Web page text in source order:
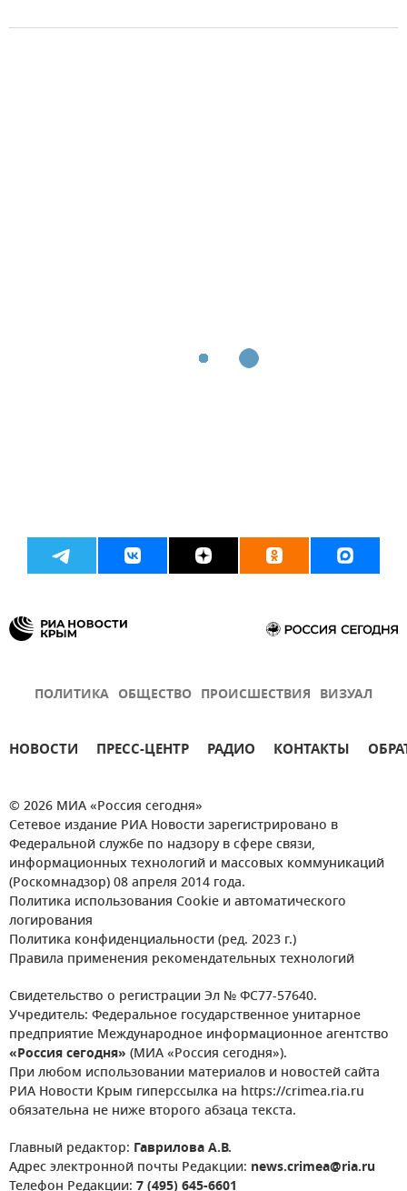
ПОЛИТИКА ОБЩЕСТВО ПРОИСШЕСТВИЯ ВИЗУАЛ
НОВОСТИ ПРЕСС-ЦЕНТР РАДИО КОНТАКТЫ
© 2026 МИА «Россия сегодня»
Сетевое издание РИА Новости зарегистрировано в
Федеральной службе по надзору в сфере связи,
информационных технологий и массовых коммуникаций
(Роскомнадзор) 08 апреля 2014 года.
Политика использования Cookie и автоматического
логирования
Политика конфиденциальности (ред. 2023 г.)
Правила применения рекомендательных технологий
Свидетельство о регистрации Эл № ФС77-57640.
Учредитель: Федеральное государственное унитарное
предприятие Международное информационное агентство
«Россия сегодня» (МИА «Россия сегодня»).
При любом использовании материалов и новостей сайта
РИА Новости Крым гиперссылка на https://crimea.ria.ru
обязательна не ниже второго абзаца текста.
Главный редактор: Гаврилова А.В.
Адрес электронной почты Редакции: news.crimea@ria.ru